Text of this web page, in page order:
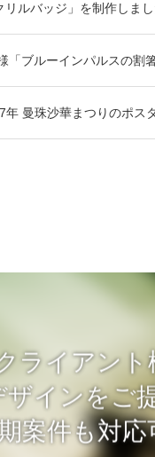
ルバッジ」を制作しまし
「ブルーインパルスの割
年 曼珠沙華まつりのポス
ライアン
インをご
案件も対